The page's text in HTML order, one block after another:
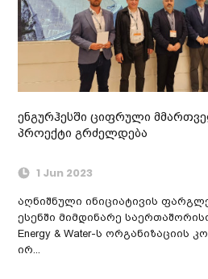
ენგურჰესში ციფრული
პროექტი გრძელდება
1 Jun 2023
აღნიშნული ინიციატივის
ესენში მიმდინარე
Energy & Water-ს ორგანიზაციის
ირ...